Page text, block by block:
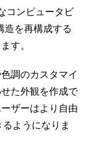
コンピュータビ
造を再構成する
す。
調のカスタマイ
た外観を作成で
ザーはより自由
ようになりま